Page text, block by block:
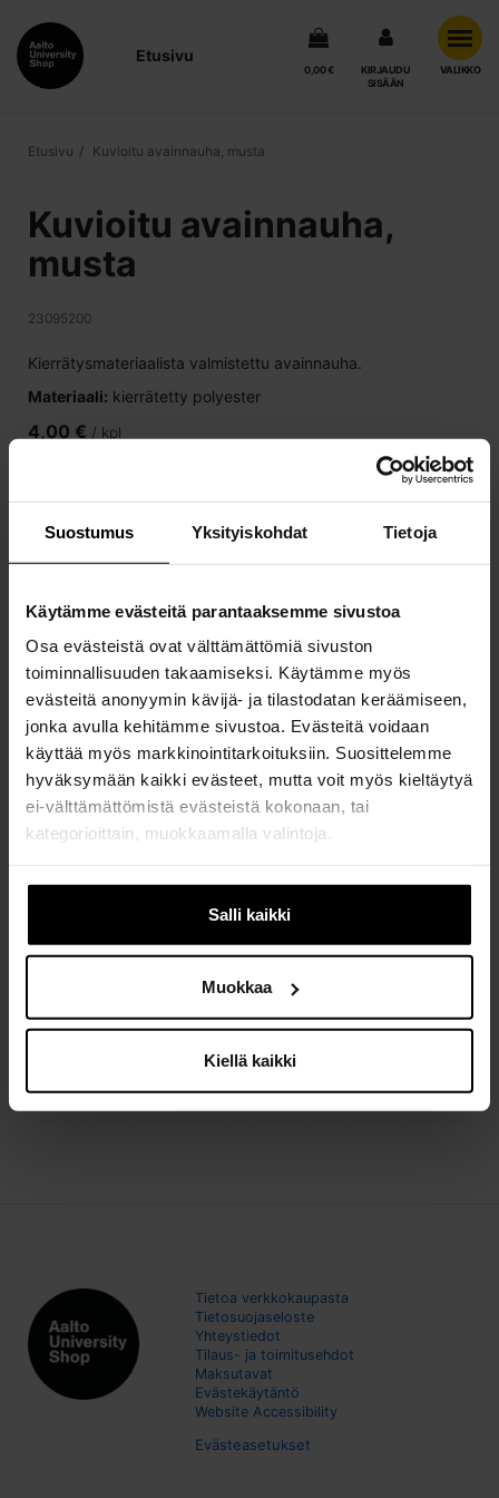
Suostumus Yksityiskohdat Tietoja
Käytämme evästeitä parantaaksemme sivustoa
Osa evästeistä ovat välttämättömiä sivuston
toiminnallisuuden takaamiseksi. Käytämme myös
evästeitä anonyymin kävijä- ja tilastodatan keräämiseen,
jonka avulla kehitämme sivustoa. Evästeitä voidaan
käyttää myös markkinointitarkoituksiin. Suosittelemme
hyväksymään kaikki evästeet, mutta voit myös kieltäytyä
ei-välttämättömistä evästeistä kokonaan, tai
kategorioittain, muokkaamalla valintoja.
Jos muutat mielesi myöhemmin, voit muokata asetuksia
evästeasetusten alla, sivun alalaidassa.
Salli kaikki
Muokkaa
Kiellä kaikki
Etusivu
0,00 €
KIRJAUDU
SISÄÄN
VALIKKO
Etusivu Kuvioitu avainnauha, musta
Kuvioitu avainnauha,
musta
23095200
Kierrätysmateriaalista valmistettu avainnauha.
Materiaali: kierrätetty polyester
4,00 € / kpl
Yhteensä:
4,00 €/kpl
Tietoa verkkokaupasta
Tietosuojaseloste
Yhteystiedot
Tilaus- ja toimitusehdot
Maksutavat
Evästekäytäntö
Website Accessibility
Evästeasetukset